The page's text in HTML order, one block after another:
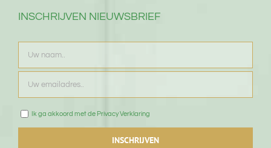
INSCHRIJVEN NIEUWSBRIEF
Ik ga akkoord met de Privacy Verklaring